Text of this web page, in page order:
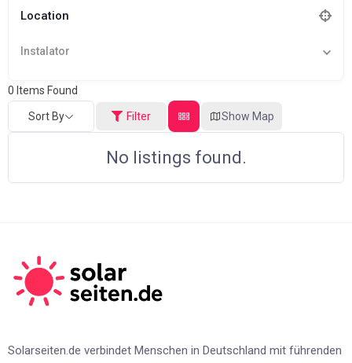
Location
Instalator
0 Items Found
Sort By Filter Show Map
No listings found.
Solarseiten.de verbindet Menschen in Deutschland mit führenden